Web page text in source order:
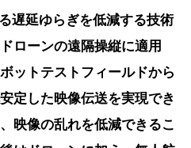
遅延ゆらぎを低減する技術
ローンの遠隔操縦に適用
ットテストフィールドから
定した映像伝送を実現でき
映像の乱れを低減できるこ